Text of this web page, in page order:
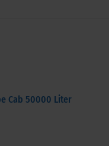
Cab 50000 Liter